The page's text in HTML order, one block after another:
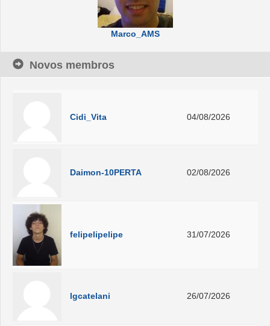
Marco_AMS
Novos membros
Cidi_Vita 04/08/2026
Daimon-10PERTA 02/08/2026
felipelipelipe 31/07/2026
lgcatelani 26/07/2026